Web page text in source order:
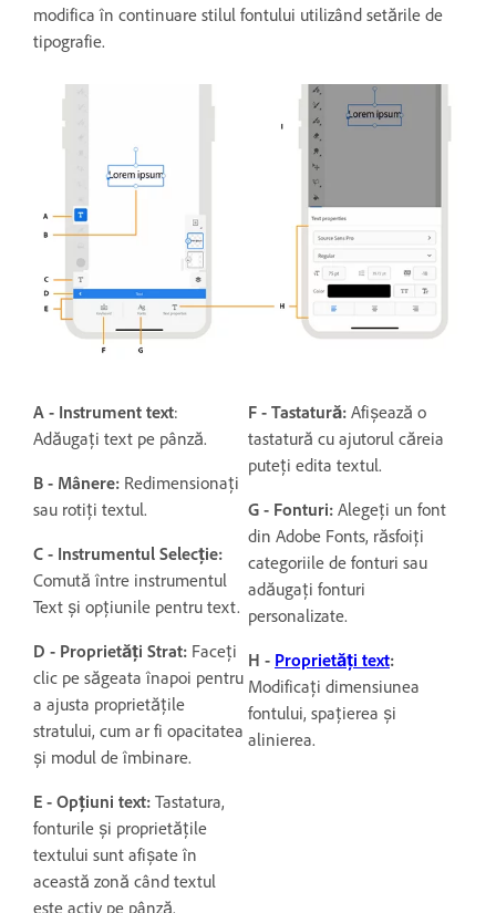
modifica în continuare stilul fontului utilizând setările de
tipografie.
A - Instrument text:
Adăugați text pe pânză.
B - Mânere: Redimensionați
sau rotiți textul.
C - Instrumentul Selecție:
Comută între instrumentul
Text și opțiunile pentru text.
D - Proprietăți Strat: Faceți
clic pe săgeata înapoi pentru
a ajusta proprietățile
stratului, cum ar fi opacitatea
și modul de îmbinare.
E - Opțiuni text: Tastatura,
fonturile și proprietățile
textului sunt afișate în
această zonă când textul
este activ pe pânză.
F - Tastatură: Afișează o
tastatură cu ajutorul căreia
puteți edita textul.
G - Fonturi: Alegeți un font
din Adobe Fonts, răsfoiți
categoriile de fonturi sau
adăugați fonturi
personalizate.
H - Proprietăți text:
Modificați dimensiunea
fontului, spațierea și
alinierea.